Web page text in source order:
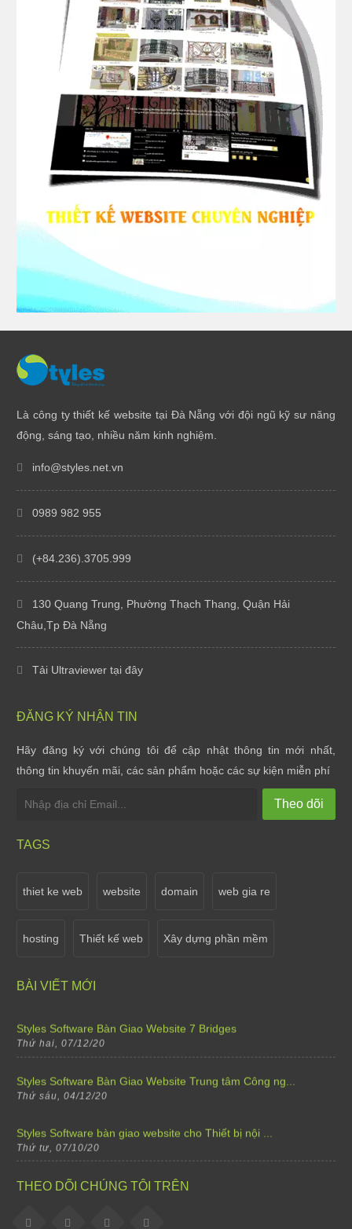
Là công ty thiết kế website tại Đà Nẵng với đội ngũ kỹ sư năng
động, sáng tạo, nhiều năm kinh nghiệm.
info@styles.net.vn
0989 982 955
(+84.236).3705.999
130 Quang Trung, Phường Thạch Thang, Quận Hải
Châu,Tp Đà Nẵng
Tải Ultraviewer tại đây
ĐĂNG KÝ NHẬN TIN
Hãy đăng ký với chúng tôi để cập nhật thông tin mới nhất,
thông tin khuyến mãi, các sản phẩm hoặc các sự kiện miễn phí
Theo dõi
TAGS
thiet ke web website domain web gia re
hosting Thiết kế web Xây dựng phần mềm
BÀI VIẾT MỚI
Styles Software bàn giao website cho Oani Spa
Thứ tư, 07/10/20
Styles Software bàn giao website cho Ha Gia Ecolod...
Thứ tư, 07/10/20
Thứ bảy, 02/04/22
Thông báo lịch nghỉ Tết Dương Lịch 2021
Thứ năm, 31/12/20
Styles Software Bàn Giao Website 7 Bridges
Thứ hai, 07/12/20
Styles Software Bàn Giao Website Trung tâm Công ng...
Thứ sáu, 04/12/20
Styles Software bàn giao website cho Thiết bị nội ...
Thứ tư, 07/10/20
Styles Software bàn giao website cho Trường mầm no...
THEO DÕI CHÚNG TÔI TRÊN